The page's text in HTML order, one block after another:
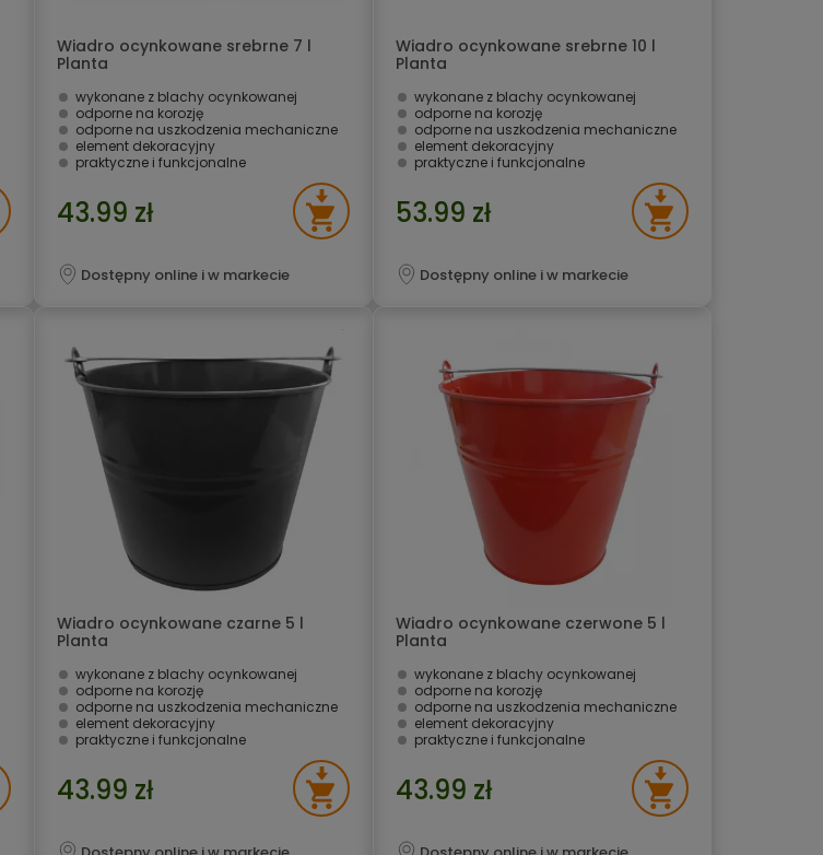
Wiadro ocynkowane srebrne 7 l
Planta
wykonane z blachy ocynkowanej
odporne na korozję
odporne na uszkodzenia mechaniczne
element dekoracyjny
praktyczne i funkcjonalne
43.99 zł
Dostępny online i w markecie
Wiadro ocynkowane srebrne 10 l
Planta
wykonane z blachy ocynkowanej
odporne na korozję
odporne na uszkodzenia mechaniczne
element dekoracyjny
praktyczne i funkcjonalne
53.99 zł
Dostępny online i w markecie
Wiadro ocynkowane czarne 5 l
Planta
wykonane z blachy ocynkowanej
odporne na korozję
odporne na uszkodzenia mechaniczne
element dekoracyjny
praktyczne i funkcjonalne
43.99 zł
Wiadro ocynkowane czerwone 5 l
Planta
wykonane z blachy ocynkowanej
odporne na korozję
odporne na uszkodzenia mechaniczne
element dekoracyjny
praktyczne i funkcjonalne
43.99 zł